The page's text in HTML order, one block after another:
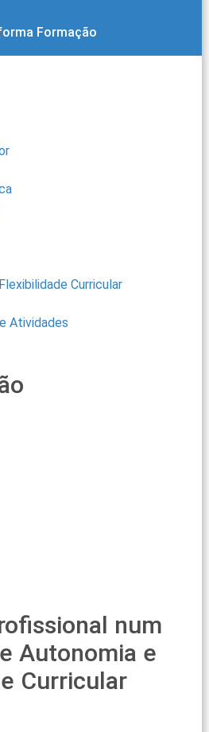
Formação
Curricular
Atividades
num
Autonomia e
Curricular